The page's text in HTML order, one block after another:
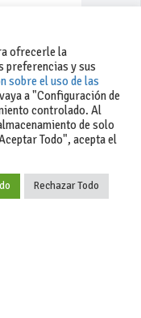
+34 627 35
ofrecerle la
preferencias y sus
sobre el uso de las
a "Configuración de
controlado. Al
de solo
Todo", acepta el
Rechazar Todo